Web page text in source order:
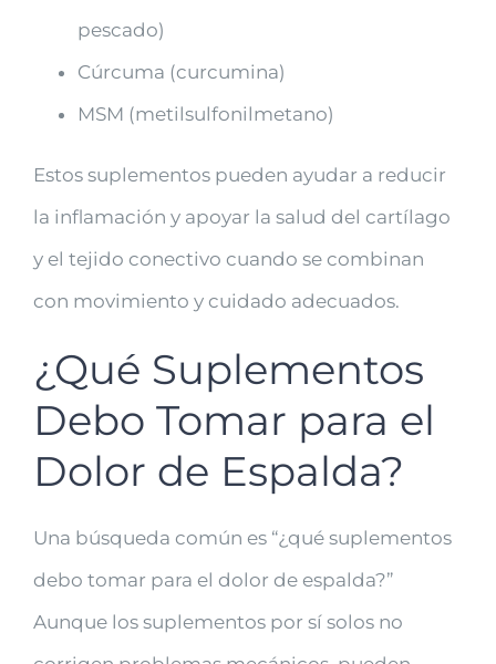
pescado)
Cúrcuma (curcumina)
MSM (metilsulfonilmetano)
Estos suplementos pueden ayudar a reducir
la inflamación y apoyar la salud del cartílago
y el tejido conectivo cuando se combinan
con movimiento y cuidado adecuados.
¿Qué Suplementos
Debo Tomar para el
Dolor de Espalda?
Una búsqueda común es “¿qué suplementos
debo tomar para el dolor de espalda?”
Aunque los suplementos por sí solos no